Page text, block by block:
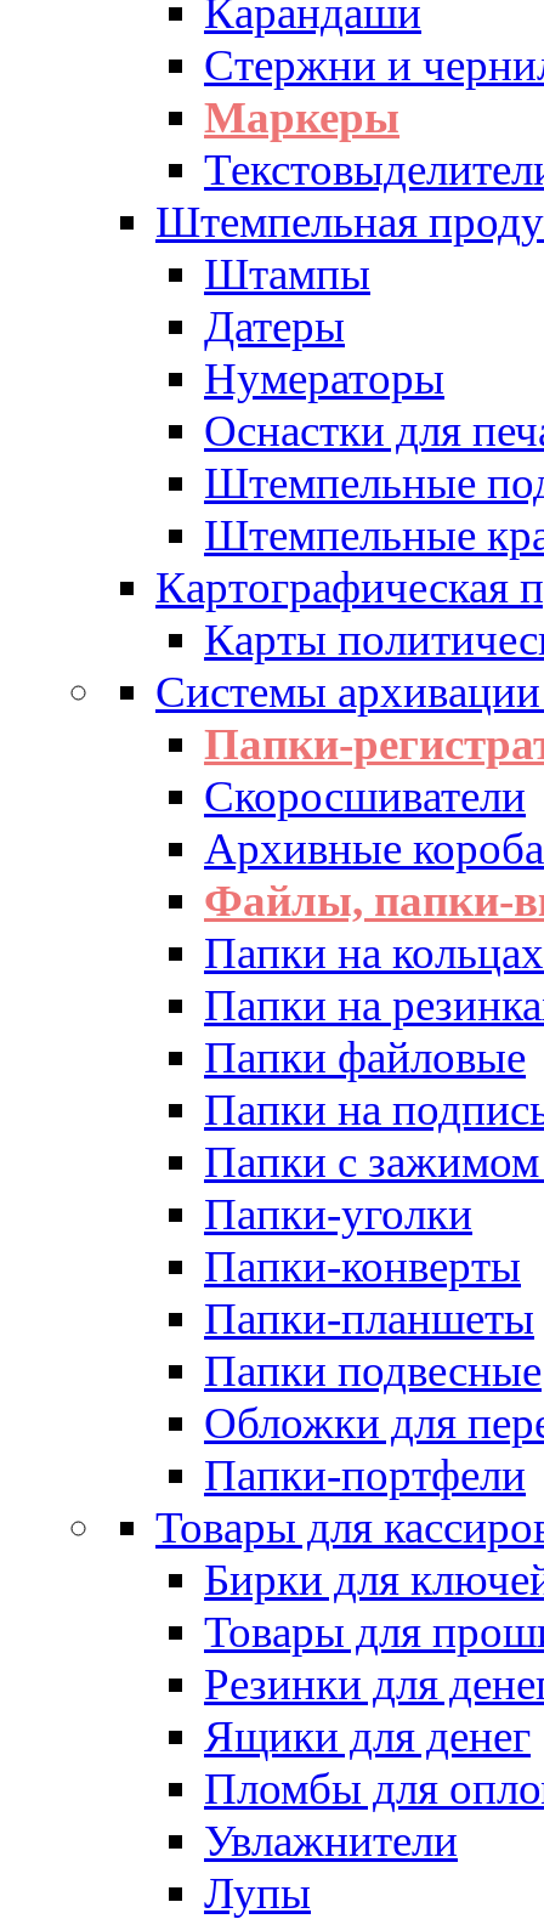
Карандаши
Стержни и
Маркеры
Штемпельная
Штампы
Датеры
Нумераторы
Оснастки для
Штемпельные
Штемпельные
Картографическая
Карты
Системы
Папки-
Скоросшиватели
Архивные
Файлы, папки-
Папки на кольцах
Папки на
Папки файловые
Папки на
Папки с
Папки-уголки
Папки-конверты
Папки-планшеты
Папки подвесные
Обложки для
Папки-портфели
Товары для
Бирки для
Товары для
Резинки для
Ящики для денег
Пломбы для
Увлажнители
Лупы